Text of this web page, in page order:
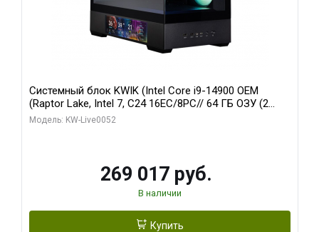
Системный блок KWIK (Intel Core i9-14900 OEM
(Raptor Lake, Intel 7, C24 16EC/8PC// 64 ГБ ОЗУ (2
модуля)/ Palit RTX5080 GAMINGPRO OC 16GB GDDR7
Модель: KW-Live0052
269 017 руб.
В наличии
Купить